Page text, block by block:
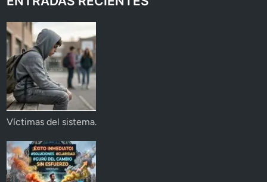
Víctimas del sistema.